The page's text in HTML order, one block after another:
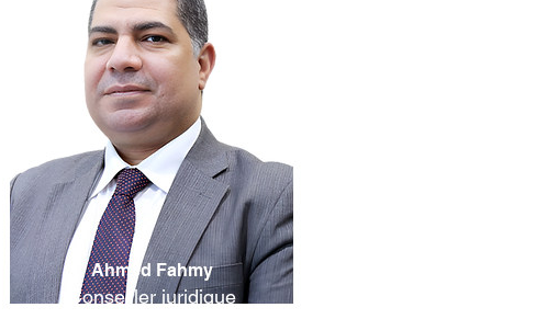
Ahmed Fahmy
Conseiller juridique